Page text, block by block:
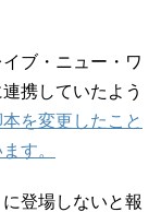
ブ・ニュー・ワ
携していたよう
を変更したこと
す。
登場しないと報